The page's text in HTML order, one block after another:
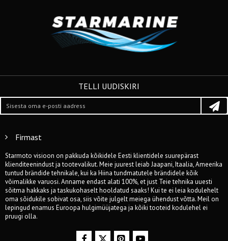
TELLI UUDISKIRI
Firmast
Starmoto visioon on pakkuda kõikidele Eesti klientidele suurepärast
klienditeenindust ja tootevalikut. Meie juurest leiab Jaapani, Itaalia, Ameerika
tuntud brändide tehnikale, kui ka Hiina tundmatutele brändidele kõik
võimalikke varuosi. Anname endast alati 100%, et just Teie tehnika uuesti
sõitma hakkaks ja taskukohaselt hooldatud saaks! Kui te ei leia kodulehelt
oma sõidukile sobivat osa, siis võite julgelt meiega ühendust võtta. Meil on
lepingud enamus Euroopa hulgimüüjatega ja kõiki tooteid kodulehel ei
pruugi olla.